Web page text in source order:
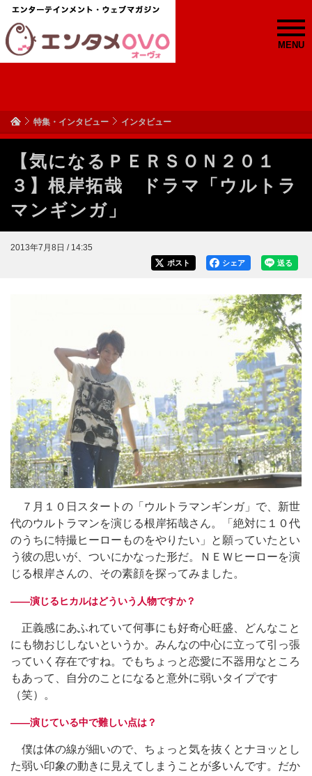
MENU
特集・インタビュー インタビュー
【気になるＰＥＲＳＯＮ２０１
３】根岸拓哉 ドラマ「ウルトラ
マンギンガ」
2013年7月8日 / 14:35
送る
シェア
ポスト
７月１０日スタートの「ウルトラマンギンガ」で、新世
代のウルトラマンを演じる根岸拓哉さん。「絶対に１０代
のうちに特撮ヒーローものをやりたい」と願っていたとい
う彼の思いが、ついにかなった形だ。ＮＥＷヒーローを演
じる根岸さんの、その素顔を探ってみました。
――演じるヒカルはどういう人物ですか？
正義感にあふれていて何事にも好奇心旺盛、どんなこと
にも物おじしないというか。みんなの中心に立って引っ張
っていく存在ですね。でもちょっと恋愛に不器用なところ
もあって、自分のことになると意外に弱いタイプです
（笑）。
――演じている中で難しい点は？
僕は体の線が細いので、ちょっと気を抜くとナヨッとし
た弱い印象の動きに見えてしまうことが多いんです。だか